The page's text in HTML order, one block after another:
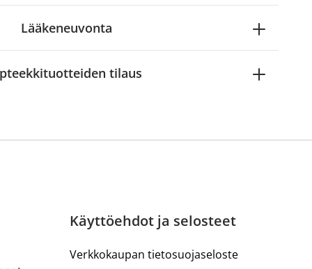
Lääkeneuvonta
tilaus
Käyttöehdot ja selosteet
Verkkokaupan tietosuojaseloste